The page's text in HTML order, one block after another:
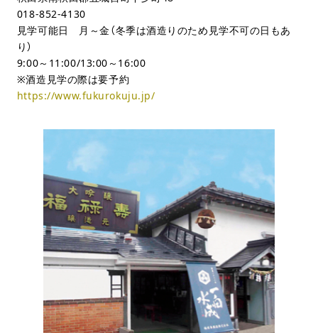
018-852-4130
見学可能日 月～金（冬季は酒造りのため見学不可の日もあ
り）
9:00～11:00/13:00～16:00
※酒造見学の際は要予約
https://www.fukurokuju.jp/